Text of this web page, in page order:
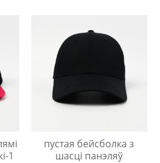
1
пустая бейсболка з
шасці панэляў